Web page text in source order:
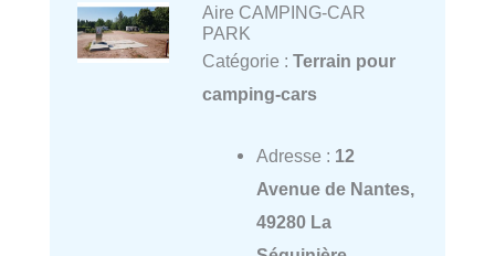
Aire CAMPING-CAR
PARK
Catégorie : Terrain pour
camping-cars
Adresse : 12
Avenue de Nantes,
49280 La